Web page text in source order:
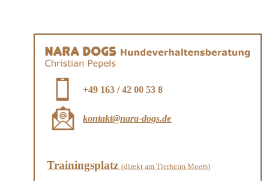
+49 163 / 42 00 53 8
kontakt@nara-dogs.de
Trainingsplatz(direkt am Tierheim Moers)